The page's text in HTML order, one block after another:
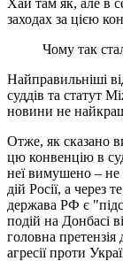
заходах за цією
Чому так
Найправильніші
суддів та статут
новини не
Отже, як сказано
цю конвенцію в
неї вимушено – не
дій Росії, а через
держава РФ є
подій на Донбасі
головна
агресії проти